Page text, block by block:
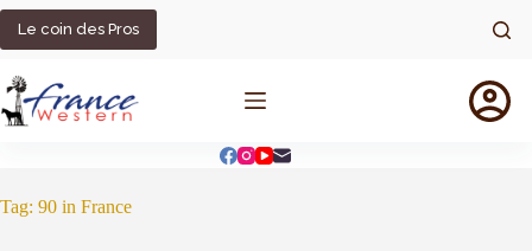
Passer
contenu
Le coin des Pros
Tag: 90 in France